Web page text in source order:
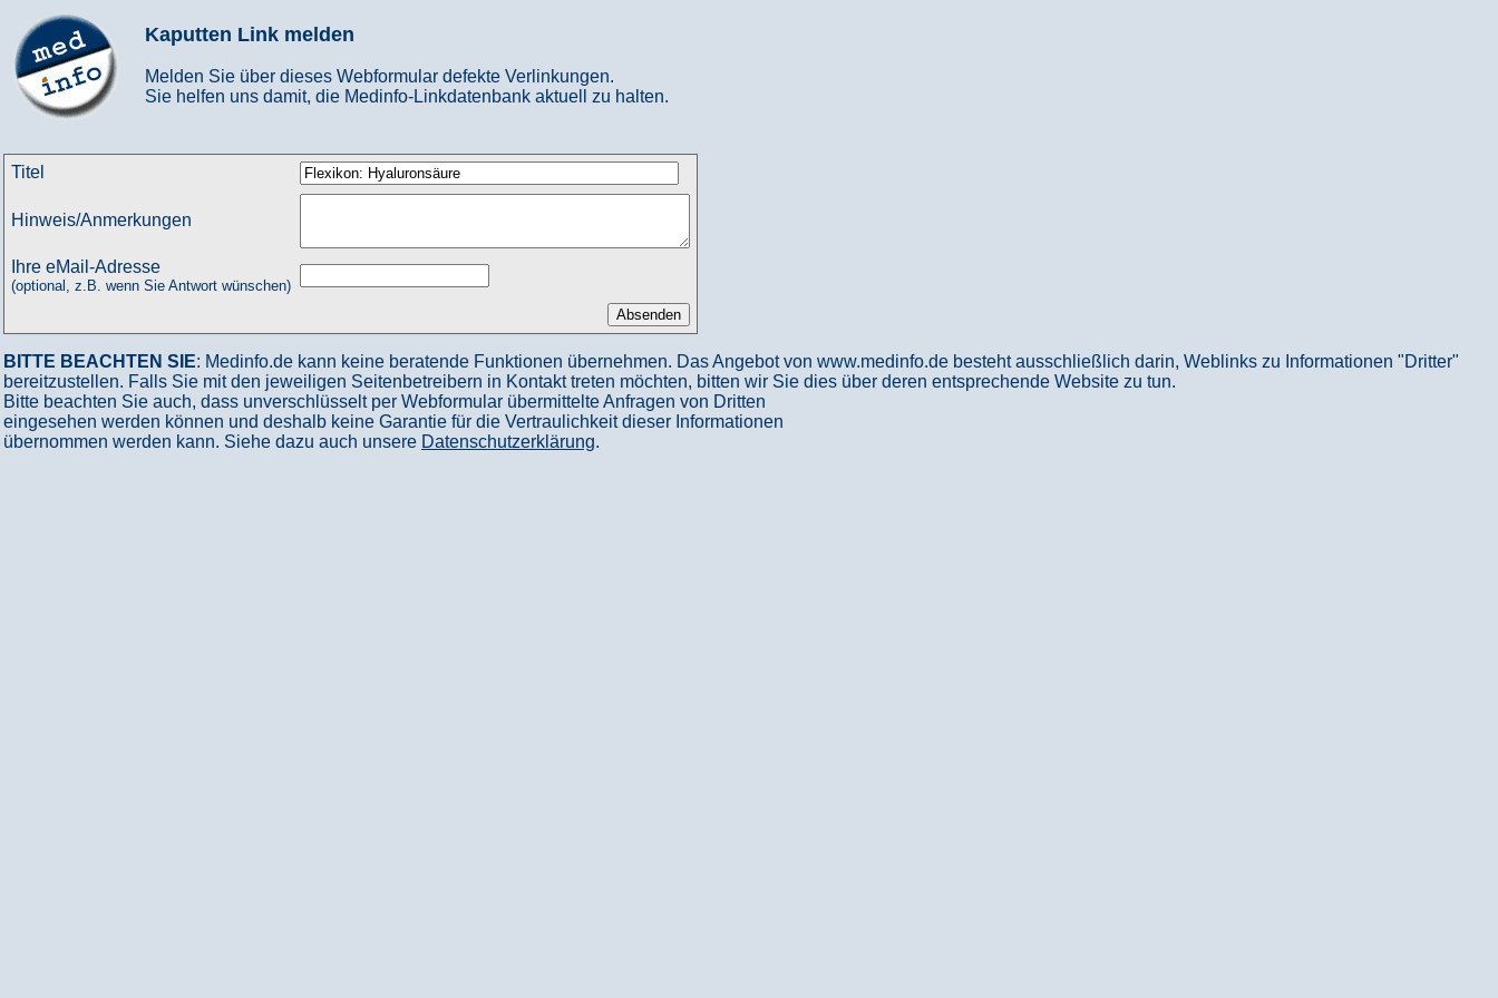
Kaputten Link melden
Melden Sie über dieses Webformular defekte Verlinkungen.
Sie helfen uns damit, die Medinfo-Linkdatenbank aktuell zu halten.
Titel
Hinweis/Anmerkungen
Ihre eMail-Adresse
(optional, z.B. wenn Sie Antwort wünschen)
BITTE BEACHTEN SIE: Medinfo.de kann keine beratende Funktionen übernehmen. Das Angebot von www.medinfo.de besteht ausschließlich darin, Weblinks zu Informationen "Dritter"
bereitzustellen. Falls Sie mit den jeweiligen Seitenbetreibern in Kontakt treten möchten, bitten wir Sie dies über deren entsprechende Website zu tun.
Bitte beachten Sie auch, dass unverschlüsselt per Webformular übermittelte Anfragen von Dritten
eingesehen werden können und deshalb keine Garantie für die Vertraulichkeit dieser Informationen
übernommen werden kann. Siehe dazu auch unsere Datenschutzerklärung.